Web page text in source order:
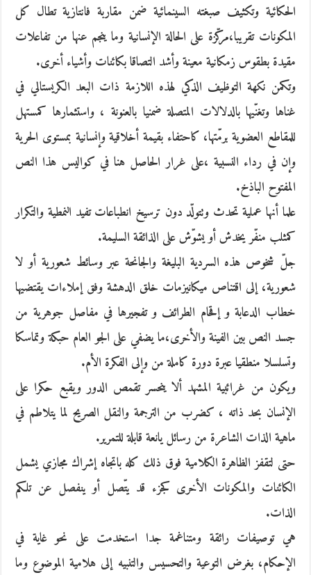
الحكائية وتكثيف صبغته السينمائية ضمن مقاربة فانتازية تطال كل
المكونات تقريبا،مركّزة على الحالة الإنسانية وما ينجم عنها من تفاعلات
مقيدة بطقوس زمكانية معينة وأشد التصاقا بكائنات وأشياء أخرى.
وتكمن نكهة التوظيف الذكي لهذه اللازمة ذات البعد الكريستالي في
غناها وتغنّيها بالدلالات المتصلة ضمنيا بالعنونة ، واستثمارها كمستهل
للمقاطع العضوية برمّتها، كاحتفاء بقيمة أخلاقية وإنسانية بمستوى الحرية
وإن في رداء النسبية ،على غرار الحاصل هنا في كواليس هذا النص
المفتوح الباذخ.
علما أنها عملية تحدث وتتولّد دون ترسيخ انطباعات تفيد النمطية والتكرار
كمثلب منفّر يخدش أو يشوّش على الذائقة السليمة.
جلّ شخوص هذه السردية البليغة والجانحة عبر وسائط شعورية أو لا
شعورية، إلى اقتناص ميكانيزمات خلق الدهشة وفق إملاءات يقتضيها
خطاب الدعابة و إقحام الطرائف و تفجيرها في مفاصل جوهرية من
جسد النص بين الفينة والأخرى،ما يضفي على الجو العام حبكة وتماسكا
وتسلسلا منطقيا عبرة دورة كاملة من وإلى الفكرة الأم.
ويكون من غرائبية المشهد ألا ينحسر تقمص الدور ويقبع حكرا على
الإنسان بحد ذاته ، كضرب من الترجمة والنقل الصريح لما يتلاطم في
ماهية الذات الشاعرة من رسائل يانعة قابلة للتمرير.
حتى لتقفز الظاهرة الكلامية فوق ذلك كله باتجاه إشراك مجازي يشمل
الكائنات والمكونات الأخرى كجزء قد يتّصل أو ينفصل عن تلكم
الذات.
هي توصيفات رائقة ومتناغمة جدا استخدمت على نحو غاية في
الإحكام، بغرض التوعية والتحسيس والتنبيه إلى هلامية الموضوع وما